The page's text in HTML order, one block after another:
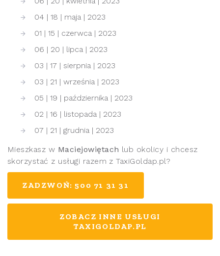
04 | 18 | maja | 2023
01 | 15 | czerwca | 2023
06 | 20 | lipca | 2023
03 | 17 | sierpnia | 2023
03 | 21 | września | 2023
05 | 19 | października | 2023
02 | 16 | listopada | 2023
07 | 21 | grudnia | 2023
Mieszkasz w Maciejowiętach lub okolicy i chcesz
skorzystać z usługi razem z TaxiGoldap.pl?
ZADZWOŃ: 500 71 31 31
ZOBACZ INNE USŁUGI
TAXIGOLDAP.PL